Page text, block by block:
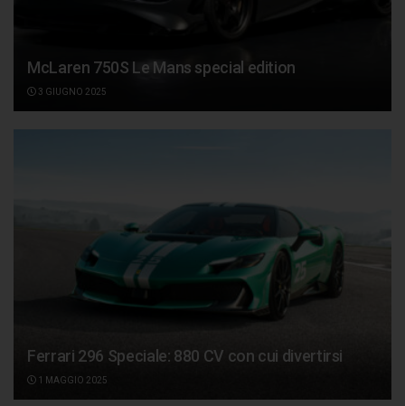
McLaren 750S Le Mans special edition
3 GIUGNO 2025
Ferrari 296 Speciale: 880 CV con cui divertirsi
1 MAGGIO 2025